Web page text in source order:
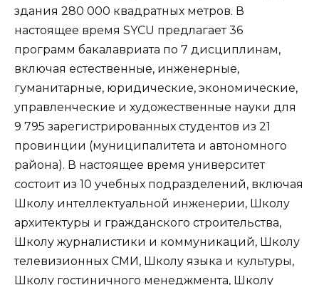
здания 280 000 квадратных метров. В
настоящее время SYCU предлагает 36
программ бакалавриата по 7 дисциплинам,
включая естественные, инженерные,
гуманитарные, юридические, экономические,
управленческие и художественные науки для
9 795 зарегистрированных студентов из 21
провинции (муниципалитета и автономного
района). В настоящее время университет
состоит из 10 учебных подразделений, включая
Школу интеллектуальной инженерии, Школу
архитектуры и гражданского строительства,
Школу журналистики и коммуникаций, Школу
телевизионных СМИ, Школу языка и культуры,
Школу гостиничного менеджмента, Школу